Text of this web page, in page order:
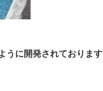
うに開発されております